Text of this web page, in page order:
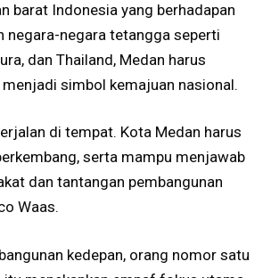
barat Indonesia yang berhadapan
negara-negara tetangga seperti
dan Thailand, Medan harus
simbol kemajuan nasional.
di tempat. Kota Medan harus
serta mampu menjawab
dan tantangan pembangunan
Waas.
kedepan, orang nomor satu